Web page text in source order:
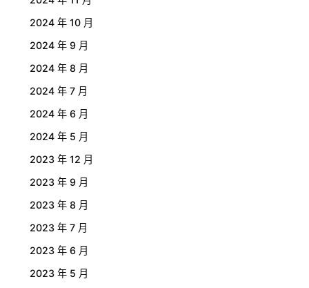
2024 年 10 月
2024 年 9 月
2024 年 8 月
2024 年 7 月
2024 年 6 月
2024 年 5 月
2023 年 12 月
2023 年 9 月
2023 年 8 月
2023 年 7 月
2023 年 6 月
2023 年 5 月